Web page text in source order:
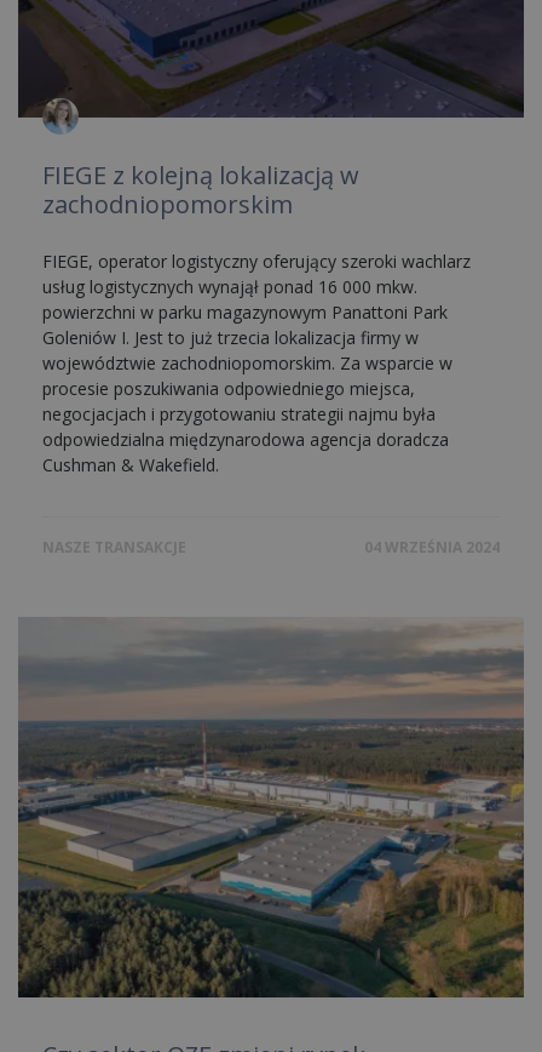
FIEGE z kolejną lokalizacją w
zachodniopomorskim
FIEGE, operator logistyczny oferujący szeroki wachlarz
usług logistycznych wynajął ponad 16 000 mkw.
powierzchni w parku magazynowym Panattoni Park
Goleniów I. Jest to już trzecia lokalizacja firmy w
województwie zachodniopomorskim. Za wsparcie w
procesie poszukiwania odpowiedniego miejsca,
negocjacjach i przygotowaniu strategii najmu była
odpowiedzialna międzynarodowa agencja doradcza
Cushman & Wakefield.
NASZE TRANSAKCJE 04 WRZEŚNIA 2024